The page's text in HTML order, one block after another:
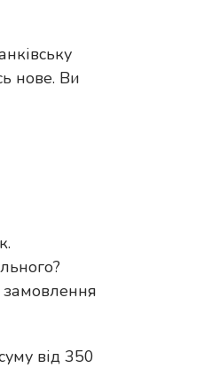
нове. Ви
замовлення
від 350